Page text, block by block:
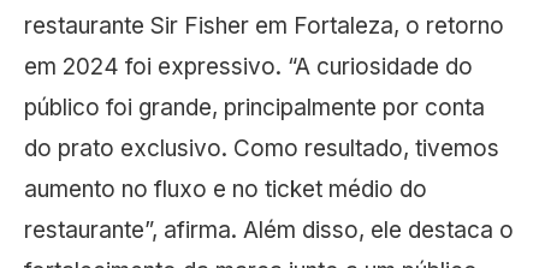
restaurante Sir Fisher em Fortaleza, o retorno
em 2024 foi expressivo. “A curiosidade do
público foi grande, principalmente por conta
do prato exclusivo. Como resultado, tivemos
aumento no fluxo e no ticket médio do
restaurante”, afirma. Além disso, ele destaca o